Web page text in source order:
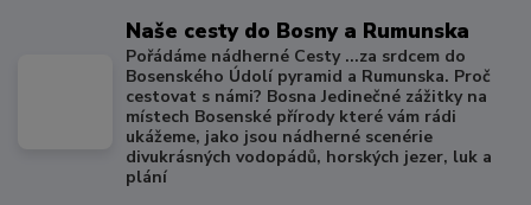
Naše cesty do Bosny a Rumunska
Pořádáme nádherné Cesty ...za srdcem do
Bosenského Údolí pyramid a Rumunska. Proč
cestovat s námi? Bosna Jedinečné zážitky na
místech Bosenské přírody které vám rádi
ukážeme, jako jsou nádherné scenérie
divukrásných vodopádů, horských jezer, luk a
plání